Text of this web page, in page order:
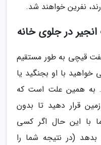
نفرین خواهند شد.
در جلوی خانه
قیچی به طور مستقیم
با او بجنگید یا
به همین علت است که
قرار دهید تا بدون
با این حال اگر کسی
(در نتیجه شما را